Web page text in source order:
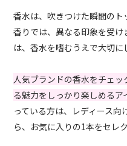
香水は、吹きつけた瞬間の
香りでは、異なる印象を受
は、香水を嗜むうえで大切に
人気ブランドの香水をチェ
る魅力をしっかり楽しめるア
っている方は、レディース
ら、お気に入りの1本をセレ